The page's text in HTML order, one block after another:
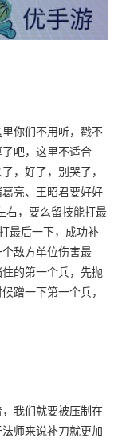
你们不用听，戳不
吧，这里不适合
，好了，别哭了，
亮、王昭君要好好
右，要么留技能打最
最后一下，成功补
敌方单位伤害最
的第一个兵，先抛
蹭一下第一个兵，
我们就要被压制在
师来说补刀就更加